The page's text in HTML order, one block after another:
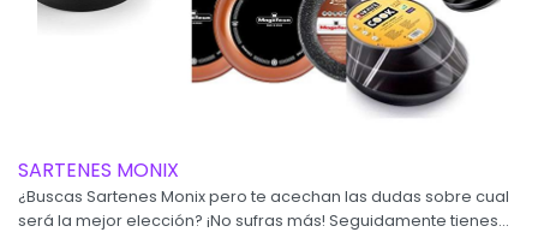
SARTENES MONIX
¿Buscas Sartenes Monix pero te acechan las dudas sobre cual
será la mejor elección? ¡No sufras más! Seguidamente tienes...